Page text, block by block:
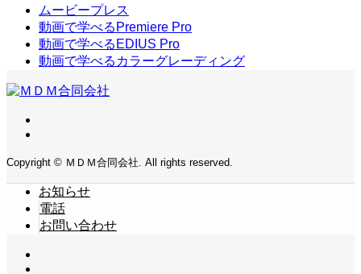
ムービープレス
動画で学べるPremiere Pro
動画で学べるEDIUS Pro
動画で学べるカラーグレーディング
Copyright © ＭＤＭ合同会社. All rights reserved.
お知らせ
電話
お問い合わせ